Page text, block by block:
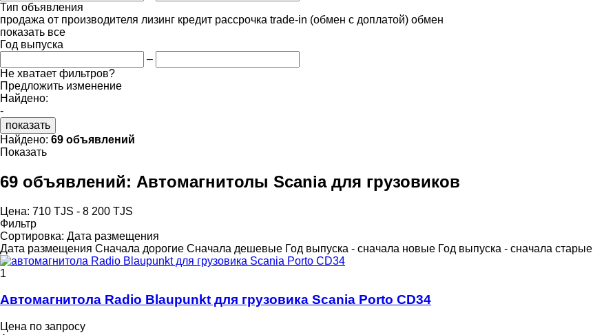
Тип объявления
продажа от производителя лизинг кредит рассрочка trade-in (обмен с доплатой) обмен
показать все
Год выпуска
–
Не хватает фильтров?
Предложить изменение
Найдено:
-
показать
Найдено: 69 объявлений
Показать
69 объявлений: Автомагнитолы Scania для грузовиков
Цена: 710 TJS - 8 200 TJS
Фильтр
Сортировка: Дата размещения
Дата размещения Сначала дорогие Сначала дешевые Год выпуска - сначала новые Год выпуска - сначала старые
1
Автомагнитола Radio Blaupunkt для грузовика Scania Porto CD34
Цена по запросу